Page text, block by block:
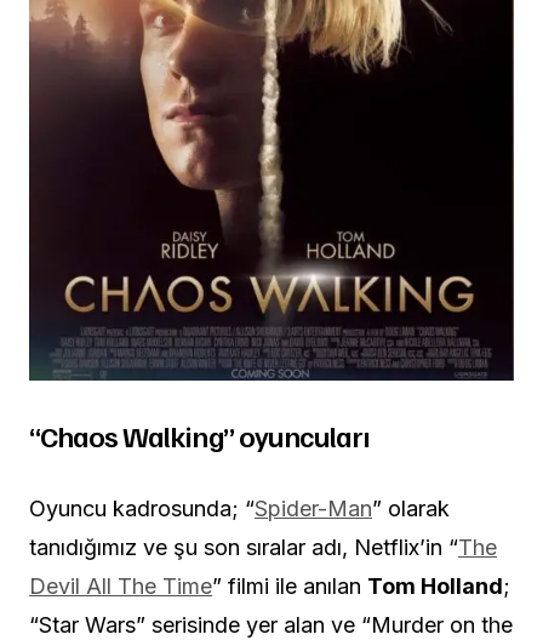
“Chaos Walking” oyuncuları
Oyuncu kadrosunda; “Spider-Man” olarak
tanıdığımız ve şu son sıralar adı, Netflix’in “The
Devil All The Time” filmi ile anılan Tom Holland;
“Star Wars” serisinde yer alan ve “Murder on the